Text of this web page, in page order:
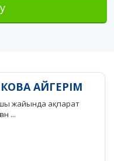
АЙГЕРІМ
жайында ақпарат
...